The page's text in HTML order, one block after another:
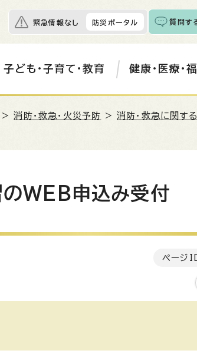
緊急情報なし 防災ポータル 質問す
子ども・子育て・教育 健康・医療・
消防・救急・火災予防 >消防・救急に関す
WEB申込み受付
ページ